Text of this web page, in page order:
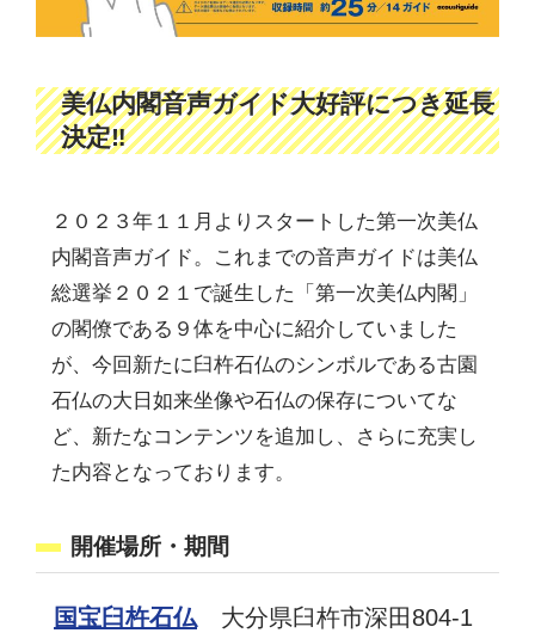
美仏内閣音声ガイド大好評につき延長
決定‼
２０２３年１１月よりスタートした第一次美仏
内閣音声ガイド。これまでの音声ガイドは美仏
総選挙２０２１で誕生した「第一次美仏内閣」
の閣僚である９体を中心に紹介していました
が、今回新たに臼杵石仏のシンボルである古園
石仏の大日如来坐像や石仏の保存についてな
ど、新たなコンテンツを追加し、さらに充実し
た内容となっております。
開催場所・期間
国宝臼杵石仏
大分県臼杵市深田804-1